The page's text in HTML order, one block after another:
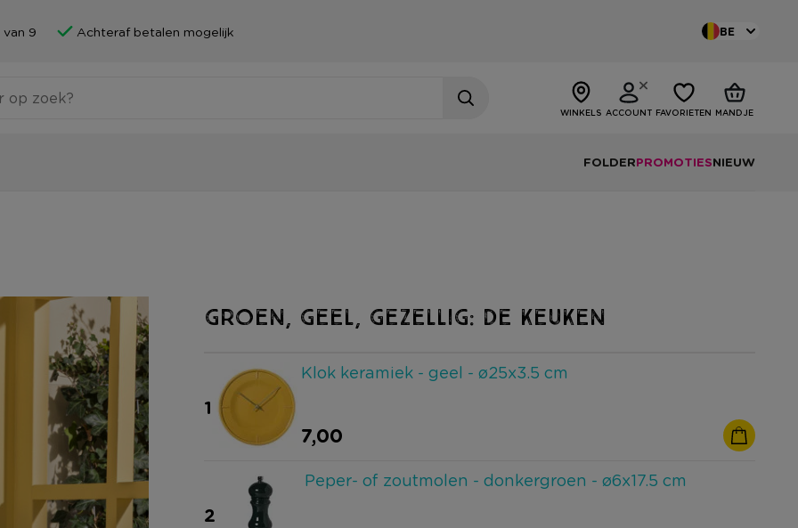
9 Achteraf betalen mogelijk BE
WINKELS ACCOUNT FAVORIETEN MANDJE
FOLDERPROMOTIESNIEUW
GROEN, GEEL, GEZELLIG: DE KEUKEN
1
Klok keramiek - geel - ø25x3.5 cm
7,00
2
Peper- of zoutmolen - donkergroen - ø6x17.5 cm